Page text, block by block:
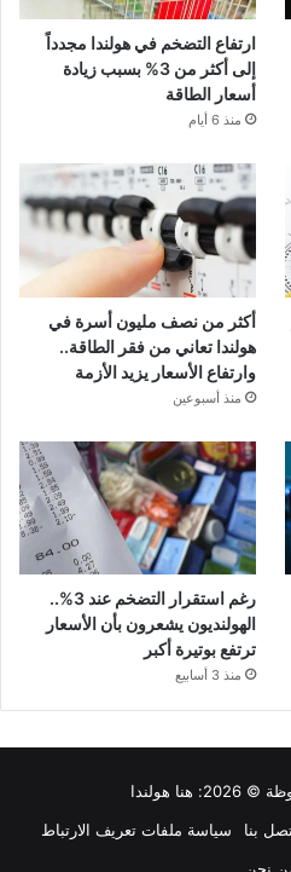
ارتفاع التضخم في هولندا مجدداً
إلى أكثر من 3% بسبب زيادة
أسعار الطاقة
منذ 6 أيام
أكثر من نصف مليون أسرة في
هولندا تعاني من فقر الطاقة..
وارتفاع الأسعار يزيد الأزمة
منذ أسبوعين
رغم استقرار التضخم عند 3%..
الهولنديون يشعرون بأن الأسعار
ترتفع بوتيرة أكبر
منذ 3 أسابيع
© 2026:
هنا هولندا
بنا
سياسة ملفات تعريف الارتباط